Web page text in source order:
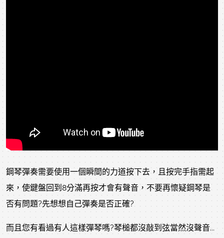
鋼琴彈奏需要使用一個瞬間的力道按下去，且按完手指需起
來，使鍵盤回到8分滿再按才會有聲音，不要再懷疑鋼琴是
否有問題?先想想自己彈奏是否正確?
而且您有看過有人這樣彈琴嗎?琴槌都沒敲到弦當然沒聲音...